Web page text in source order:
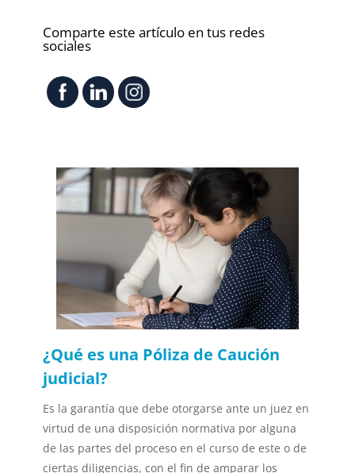
Comparte este artículo en tus redes
sociales
¿Qué es una Póliza de Caución
judicial?
Es la garantía que debe otorgarse ante un juez en
virtud de una disposición normativa por alguna
de las partes del proceso en el curso de este o de
ciertas diligencias, con el fin de amparar los